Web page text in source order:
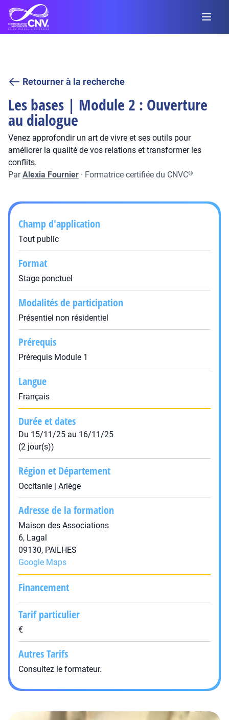
Retourner à la recherche
Les bases | Module 2 : Ouverture
au dialogue
Venez approfondir un art de vivre et ses outils pour
améliorer la qualité de vos relations et transformer les
conflits.
ParAlexia Fournier · Formatrice certifiée du CNVC®
Champ d'application
Tout public
Format
Stage ponctuel
Modalités de participation
Présentiel non résidentiel
Prérequis
Prérequis Module 1
Langue
Français
Durée et dates
Du 15/11/25 au 16/11/25
(2 jour(s))
Région et Département
Occitanie | Ariège
Adresse de la formation
Maison des Associations
6, Lagal
09130, PAILHES
Google Maps
Financement
Tarif particulier
€
Autres Tarifs
Consultez le formateur.